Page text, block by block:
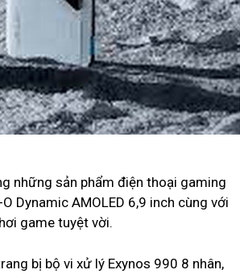
những sản phẩm điện thoại gaming
Dynamic AMOLED 6,9 inch cùng với
game tuyệt vời.
bị bộ vi xử lý Exynos 990 8 nhân,